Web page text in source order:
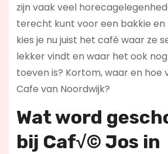
zijn vaak veel
terecht kunt voor een bakkie
kies je nu juist het café waar ze
lekker vindt en waar het ook
toeven is? Kortom, waar en hoe
Cafe van Noordwijk?
Wat word
bij Caf√© Jos in